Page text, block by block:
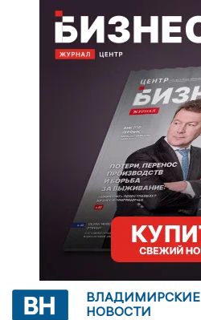
ВЛАДИМИРСКИЕ
НОВОСТИ